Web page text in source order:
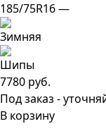
185/75R16 —
7780 руб.
Под заказ -
В корзину